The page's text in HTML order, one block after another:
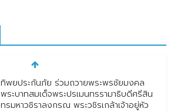
ทิพยประกันภัย ร่วมถวายพระพรชัยมงคล
พระบาทสมเด็จพระปรเมนทรรามาธิบดีศรีสิน
ทรมหาวชิราลงกรณ พระวชิรเกล้าเจ้าอยู่หัว